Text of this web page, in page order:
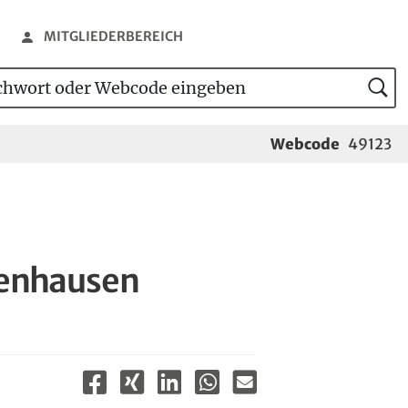
MITGLIEDERBEREICH
oder Webcode eingeben
Webcode 49123